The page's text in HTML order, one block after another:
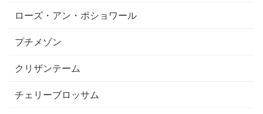
ローズ・アン・ポショワール
プチメゾン
クリザンテーム
チェリーブロッサム